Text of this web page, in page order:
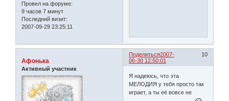
Провел на форуме:
9 часов 7 минут
Последний визит:
2007-09-29 23:25:11
Поделиться 10
2007-
06-30 12:50:01
Афонька
Активный участник
Я надеюсь, что эта
МЕЛОДИЯ у тебя просто так
играет, а ты её вовсе не